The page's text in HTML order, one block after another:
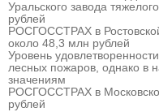
Уральского завода
рублей
РОСГОССТРАХ в
около 48,3 млн рублей
Уровень
лесных пожаров, однако в
значениям
РОСГОССТРАХ в
рублей